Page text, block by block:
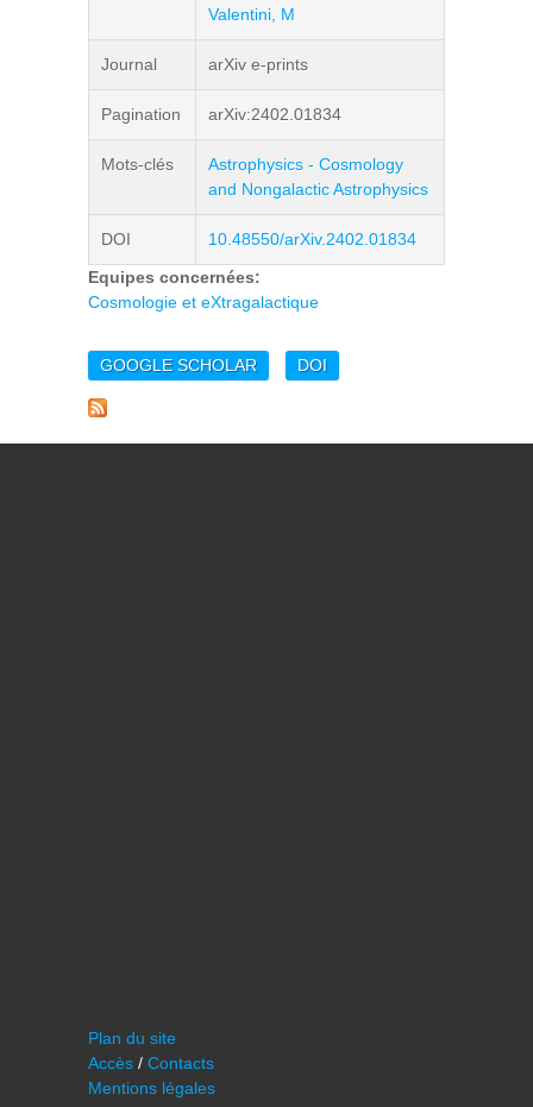
Valentini, M
Journal arXiv e-prints
Pagination arXiv:2402.01834
Mots-clés
Astrophysics - Cosmology
and Nongalactic Astrophysics
DOI
10.48550/arXiv.2402.01834
Equipes concernées:
Cosmologie et eXtragalactique
GOOGLE SCHOLAR DOI
Plan du site
Accès / Contacts
Mentions légales